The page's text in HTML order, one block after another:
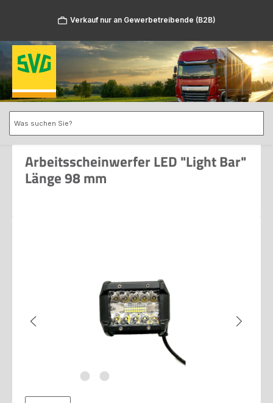
Verkauf nur an Gewerbetreibende (B2B)
Arbeitsscheinwerfer LED "Light Bar"
Länge 98 mm